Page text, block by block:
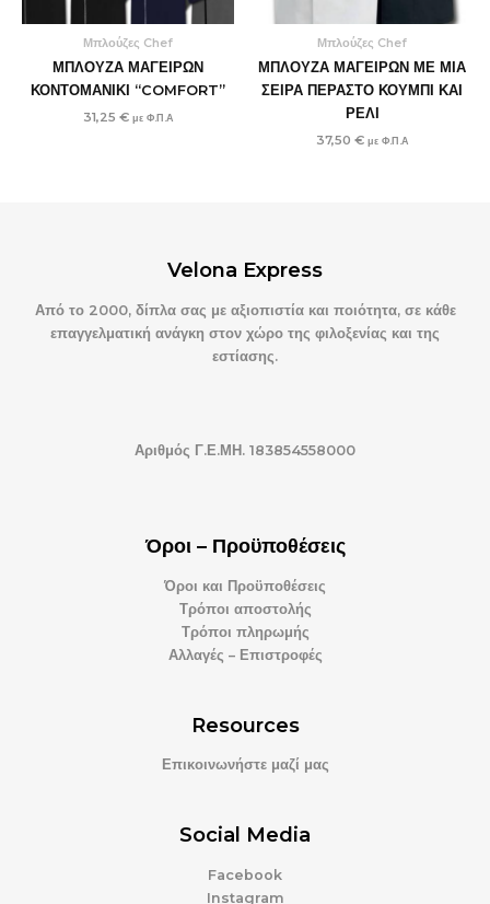
Μπλούζες Chef
ΜΠΛΟΥΖΑ ΜΑΓΕΙΡΩΝ
ΚΟΝΤΟΜΑΝΙΚΙ “COMFORT”
31,25 € με Φ.Π.Α
Μπλούζες Chef
ΜΠΛΟΥΖΑ ΜΑΓΕΙΡΩΝ ΜΕ ΜΙΑ
ΣΕΙΡΑ ΠΕΡΑΣΤΟ ΚΟΥΜΠΙ ΚΑΙ
ΡΕΛΙ
37,50 € με Φ.Π.Α
Velona Express
Από το 2000, δίπλα σας με αξιοπιστία και ποιότητα, σε κάθε
επαγγελματική ανάγκη στον χώρο της φιλοξενίας και της
εστίασης.
Αριθμός Γ.Ε.ΜΗ. 183854558000
Όροι – Προϋποθέσεις
Όροι και Προϋποθέσεις
Τρόποι αποστολής
Τρόποι πληρωμής
Αλλαγές – Επιστροφές
Resources
Επικοινωνήστε μαζί μας
Social Media
Facebook
Instagram